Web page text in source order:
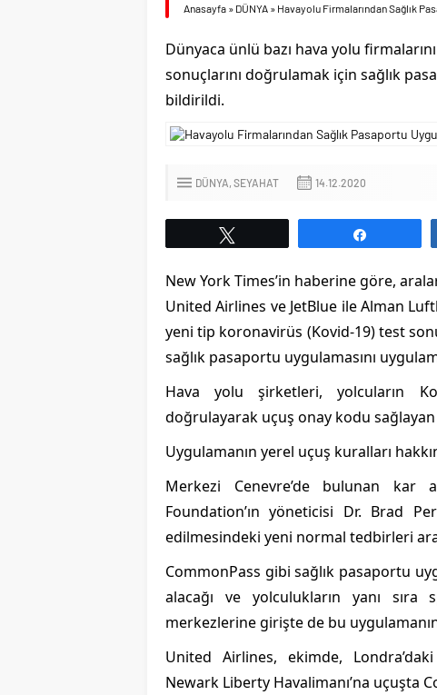
Anasayfa » DÜNYA » Havayolu Firmalarından Sağlık
Dünyaca ünlü bazı hava yolu
sonuçlarını doğrulamak için sağlık
bildirildi.
DÜNYA SEYAHAT 14.12.2020
New York Times’in haberine göre,
United Airlines ve JetBlue ile Alman
yeni tip koronavirüs (Kovid-19) test
sağlık pasaportu uygulamasını
Hava yolu şirketleri, yolcuların
doğrulayarak uçuş onay kodu sağlayan
Uygulamanın yerel uçuş kuralları
Merkezi Cenevre’de bulunan kar
Foundation’ın yöneticisi Dr. Brad
edilmesindeki yeni normal tedbirleri
CommonPass gibi sağlık pasaportu
alacağı ve yolculukların yanı
merkezlerine girişte de bu
United Airlines, ekimde,
Newark Liberty Havalimanı’na uçuşta
Yayılan Yeni Varyant